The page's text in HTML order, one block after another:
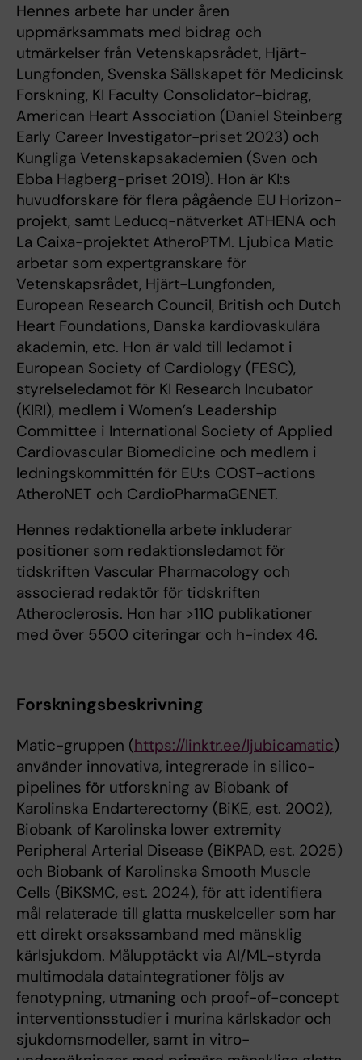
Hennes arbete har under åren
uppmärksammats med bidrag och
utmärkelser från Vetenskapsrådet, Hjärt-
Lungfonden, Svenska Sällskapet för Medicinsk
Forskning, KI Faculty Consolidator-bidrag,
American Heart Association (Daniel Steinberg
Early Career Investigator-priset 2023) och
Kungliga Vetenskapsakademien (Sven och
Ebba Hagberg-priset 2019). Hon är KI:s
huvudforskare för flera pågående EU Horizon-
projekt, samt Leducq-nätverket ATHENA och
La Caixa-projektet AtheroPTM. Ljubica Matic
arbetar som expertgranskare för
Vetenskapsrådet, Hjärt-Lungfonden,
European Research Council, British och Dutch
Heart Foundations, Danska kardiovaskulära
akademin, etc. Hon är vald till ledamot i
European Society of Cardiology (FESC),
styrelseledamot för KI Research Incubator
(KIRI), medlem i Women’s Leadership
Committee i International Society of Applied
Cardiovascular Biomedicine och medlem i
ledningskommittén för EU:s COST-actions
AtheroNET och CardioPharmaGENET.
Hennes redaktionella arbete inkluderar
positioner som redaktionsledamot för
tidskriften Vascular Pharmacology och
associerad redaktör för tidskriften
Atheroclerosis. Hon har >110 publikationer
med över 5500 citeringar och h-index 46.
Forskningsbeskrivning
Matic-gruppen (https://linktr.ee/ljubicamatic)
använder innovativa, integrerade in silico-
pipelines för utforskning av Biobank of
Karolinska Endarterectomy (BiKE, est. 2002),
Biobank of Karolinska lower extremity
Peripheral Arterial Disease (BiKPAD, est. 2025)
och Biobank of Karolinska Smooth Muscle
Cells (BiKSMC, est. 2024), för att identifiera
mål relaterade till glatta muskelceller som har
ett direkt orsakssamband med mänsklig
kärlsjukdom. Målupptäckt via AI/ML-styrda
multimodala dataintegrationer följs av
fenotypning, utmaning och proof-of-concept
interventionsstudier i murina kärlskador och
sjukdomsmodeller, samt in vitro-